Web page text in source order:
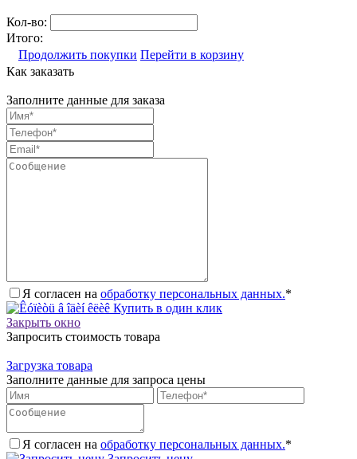
Кол-во:
Итого:
Продолжить покупки Перейти в корзину
Как заказать
Заполните данные для заказа
Я согласен на обработку персональных данных.*
Купить в один клик
Закрыть окно
Запросить стоимость товара
Загрузка товара
Заполните данные для запроса цены
Я согласен на обработку персональных данных.*